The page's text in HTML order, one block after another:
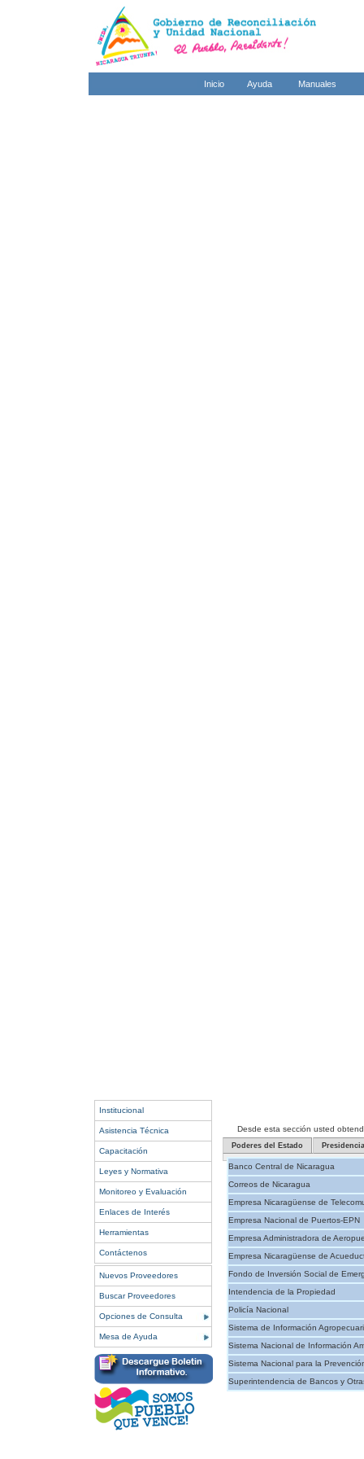
Inicio Ayuda Manuales
Institucional
Asistencia Técnica
Capacitación
Leyes y Normativa
Monitoreo y Evaluación
Enlaces de Interés
Herramientas
Contáctenos
Nuevos Proveedores
Buscar Proveedores
Opciones de Consulta
Mesa de Ayuda
Desde esta sección usted
Poderes del Estado Presidencia
Banco Central de Nicaragua
Correos de Nicaragua
Empresa Nicaragüense de
Empresa Nacional de Puertos-EPN
Empresa Administradora de
Empresa Nicaragüense de
Fondo de Inversión Social de
Intendencia de la Propiedad
Policía Nacional
Sistema de Información
Sistema Nacional de Información
Sistema Nacional para la
Superintendencia de Bancos y